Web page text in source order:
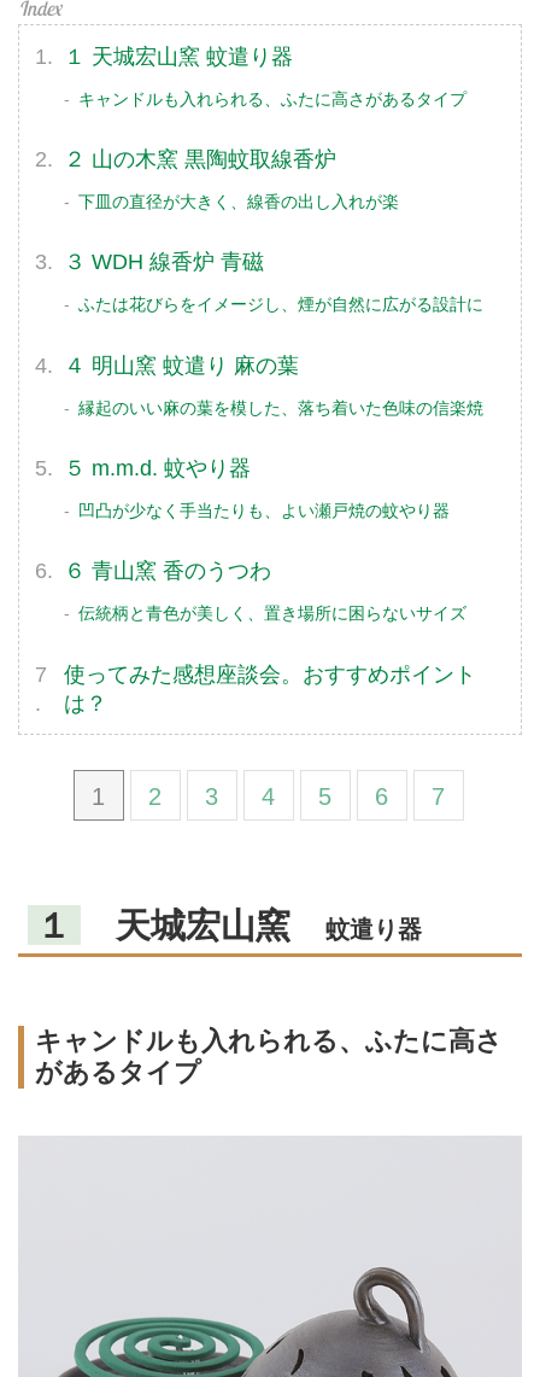
１ 天城宏山窯 蚊遣り器
キャンドルも入れられる、ふたに高さがあるタイプ
２ 山の木窯 黒陶蚊取線香炉
下皿の直径が大きく、線香の出し入れが楽
３ WDH 線香炉 青磁
ふたは花びらをイメージし、煙が自然に広がる設計に
４ 明山窯 蚊遣り 麻の葉
縁起のいい麻の葉を模した、落ち着いた色味の信楽焼
５ m.m.d. 蚊やり器
凹凸が少なく手当たりも、よい瀬戸焼の蚊やり器
６ 青山窯 香のうつわ
伝統柄と青色が美しく、置き場所に困らないサイズ
使ってみた感想座談会。おすすめポイント
は？
1 2 3 4 5 6 7
１ 天城宏山窯 蚊遣り器
キャンドルも入れられる、ふたに高さ
があるタイプ